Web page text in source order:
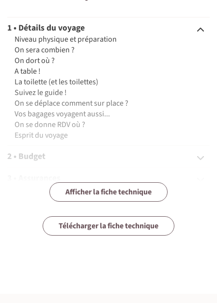
1 • Détails du voyage
Niveau physique et préparation
On sera combien ?
On dort où ?
A table !
La toilette (et les toilettes)
Suivez le guide !
On se déplace comment sur place ?
Vos bagages voyagent aussi...
On se donne RDV où ?
Esprit du voyage
2 • Budget
4 • Equipement
5 • Formalités et santé
Afficher la fiche technique
Télécharger la fiche technique